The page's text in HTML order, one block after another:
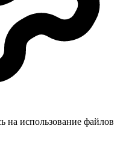
на использование файлов